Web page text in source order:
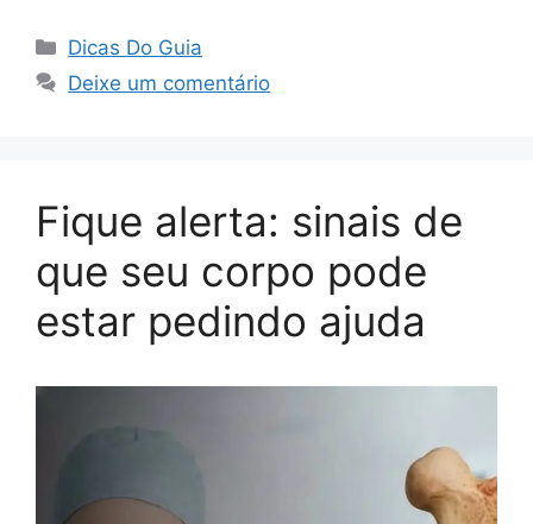
Categorias
Dicas Do Guia
Deixe um comentário
Fique alerta: sinais de
que seu corpo pode
estar pedindo ajuda